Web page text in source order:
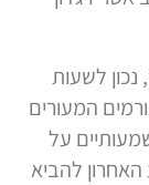
אתר ‘634 חריש’, נכון לשעות
המעורים
על
האחרון להביא